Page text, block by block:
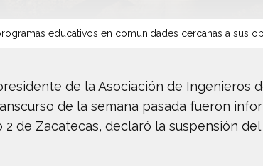
educativos en comunidades cercanas a sus
de la Asociación de Ingenieros
de la semana pasada fueron
2 de Zacatecas, declaró la suspensión